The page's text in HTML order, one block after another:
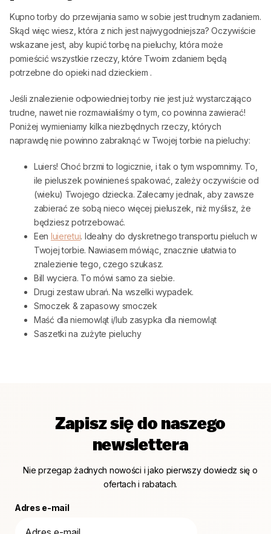
Kupno torby do przewijania samo w sobie jest trudnym zadaniem.
Skąd więc wiesz, która z nich jest najwygodniejsza? Oczywiście
wskazane jest, aby kupić torbę na pieluchy, która może
pomieścić wszystkie rzeczy, które Twoim zdaniem będą
potrzebne do opieki nad dzieckiem .
Jeśli znalezienie odpowiedniej torby nie jest już wystarczająco
trudne, nawet nie rozmawialiśmy o tym, co powinna zawierać!
Poniżej wymieniamy kilka niezbędnych rzeczy, których
naprawdę nie powinno zabraknąć w Twojej torbie na pieluchy:
Luiers! Choć brzmi to logicznie, i tak o tym wspomnimy. To,
ile pieluszek powinieneś spakować, zależy oczywiście od
(wieku) Twojego dziecka. Zalecamy jednak, aby zawsze
zabierać ze sobą nieco więcej pieluszek, niż myślisz, że
będziesz potrzebować.
Een luieretui. Idealny do dyskretnego transportu pieluch w
Twojej torbie. Nawiasem mówiąc, znacznie ułatwia to
znalezienie tego, czego szukasz.
Bill wyciera. To mówi samo za siebie.
Drugi zestaw ubrań. Na wszelki wypadek.
Smoczek & zapasowy smoczek
Maść dla niemowląt i/lub zasypka dla niemowląt
Saszetki na zużyte pieluchy
Zapisz się do naszego
newslettera
Nie przegap żadnych nowości i jako pierwszy dowiedz się o
ofertach i rabatach.
Adres e-mail